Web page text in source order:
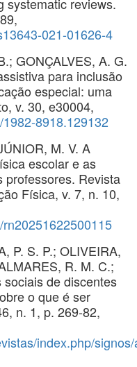
021-01626-4
GONÇALVES, A. G.
para inclusão
especial: uma
v. 30, e30004,
8918.129132
M. V. A
escolar e as
professores. Revista
Física, v. 7, n. 10,
P. S. P.; OLIVEIRA,
R. M. C.;
de discentes
o que é ser
n. 1, p. 269-82,
index.php/